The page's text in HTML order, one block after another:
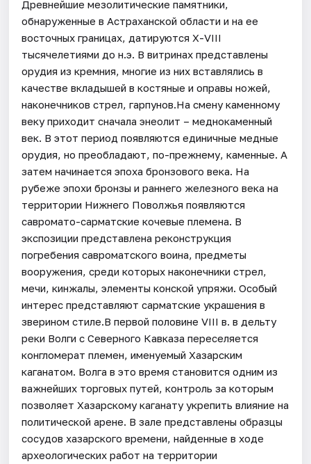
Древнейшие мезолитические памятники,
обнаруженные в Астраханской области и на ее
восточных границах, датируются Х-VIII
тысячелетиями до н.э. В витринах представлены
орудия из кремния, многие из них вставлялись в
качестве вкладышей в костяные и оправы ножей,
наконечников стрел, гарпунов.На смену каменному
веку приходит сначала энеолит – меднокаменный
век. В этот период появляются единичные медные
орудия, но преобладают, по-прежнему, каменные. А
затем начинается эпоха бронзового века. На
рубеже эпохи бронзы и раннего железного века на
территории Нижнего Поволжья появляются
савромато-сарматские кочевые племена. В
экспозиции представлена реконструкция
погребения савроматского воина, предметы
вооружения, среди которых наконечники стрел,
мечи, кинжалы, элементы конской упряжи. Особый
интерес представляют сарматские украшения в
зверином стиле.В первой половине VIII в. в дельту
реки Волги с Северного Кавказа переселяется
конгломерат племен, именуемый Хазарским
каганатом. Волга в это время становится одним из
важнейших торговых путей, контроль за которым
позволяет Хазарскому каганату укрепить влияние на
политической арене. В зале представлены образцы
сосудов хазарского времени, найденные в ходе
археологических работ на территории